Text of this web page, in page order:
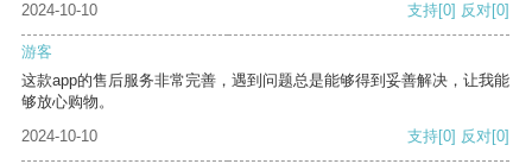
2024-10-10 支持[0] 反对[0]
游客
这款app的售后服务非常完善，遇到问题总是能够得到妥善解决，让我能
够放心购物。
2024-10-10
支持[0] 反对[0]